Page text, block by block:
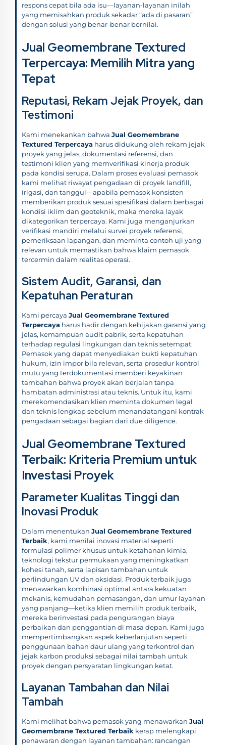
respons cepat bila ada isu—layanan-layanan inilah
yang memisahkan produk sekadar “ada di pasaran”
dengan solusi yang benar-benar bernilai.
Jual Geomembrane Textured
Terpercaya: Memilih Mitra yang
Tepat
Reputasi, Rekam Jejak Proyek, dan
Testimoni
Kami menekankan bahwa Jual Geomembrane
Textured Terpercaya harus didukung oleh rekam jejak
proyek yang jelas, dokumentasi referensi, dan
testimoni klien yang memverifikasi kinerja produk
pada kondisi serupa. Dalam proses evaluasi pemasok
kami melihat riwayat pengadaan di proyek landfill,
irigasi, dan tanggul—apabila pemasok konsisten
memberikan produk sesuai spesifikasi dalam berbagai
kondisi iklim dan geoteknik, maka mereka layak
dikategorikan terpercaya. Kami juga menganjurkan
verifikasi mandiri melalui survei proyek referensi,
pemeriksaan lapangan, dan meminta contoh uji yang
relevan untuk memastikan bahwa klaim pemasok
tercermin dalam realitas operasi.
Sistem Audit, Garansi, dan
Kepatuhan Peraturan
Kami percaya Jual Geomembrane Textured
Terpercaya harus hadir dengan kebijakan garansi yang
jelas, kemampuan audit pabrik, serta kepatuhan
terhadap regulasi lingkungan dan teknis setempat.
Pemasok yang dapat menyediakan bukti kepatuhan
hukum, izin impor bila relevan, serta prosedur kontrol
mutu yang terdokumentasi memberi keyakinan
tambahan bahwa proyek akan berjalan tanpa
hambatan administrasi atau teknis. Untuk itu, kami
merekomendasikan klien meminta dokumen legal
dan teknis lengkap sebelum menandatangani kontrak
pengadaan sebagai bagian dari due diligence.
Jual Geomembrane Textured
Terbaik: Kriteria Premium untuk
Investasi Proyek
Parameter Kualitas Tinggi dan
Inovasi Produk
Dalam menentukan Jual Geomembrane Textured
Terbaik, kami menilai inovasi material seperti
formulasi polimer khusus untuk ketahanan kimia,
teknologi tekstur permukaan yang meningkatkan
kohesi tanah, serta lapisan tambahan untuk
perlindungan UV dan oksidasi. Produk terbaik juga
menawarkan kombinasi optimal antara kekuatan
mekanis, kemudahan pemasangan, dan umur layanan
yang panjang—ketika klien memilih produk terbaik,
mereka berinvestasi pada pengurangan biaya
perbaikan dan penggantian di masa depan. Kami juga
mempertimbangkan aspek keberlanjutan seperti
penggunaan bahan daur ulang yang terkontrol dan
jejak karbon produksi sebagai nilai tambah untuk
proyek dengan persyaratan lingkungan ketat.
Layanan Tambahan dan Nilai
Tambah
Kami melihat bahwa pemasok yang menawarkan Jual
Geomembrane Textured Terbaik kerap melengkapi
penawaran dengan layanan tambahan: rancangan